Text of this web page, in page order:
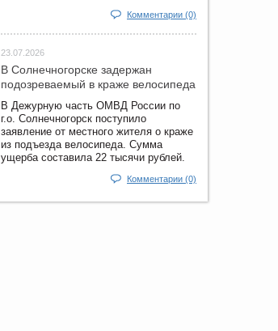
Комментарии (0)
23.07.2026
В Солнечногорске задержан
подозреваемый в краже велосипеда
В Дежурную часть ОМВД России по
г.о. Солнечногорск поступило
заявление от местного жителя о краже
из подъезда велосипеда. Сумма
ущерба составила 22 тысячи рублей.
Комментарии (0)